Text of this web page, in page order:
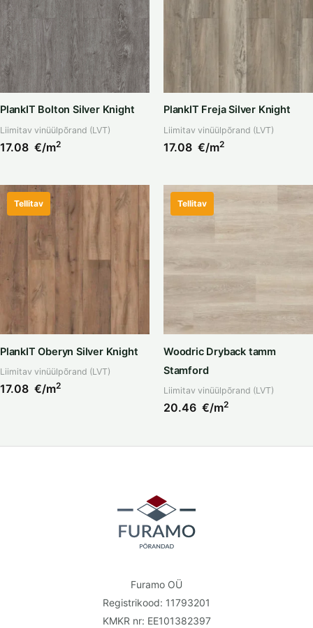
PlankIT Bolton Silver Knight
Liimitav vinüülpõrand (LVT)
17.08 €/m2
PlankIT Freja Silver Knight
Liimitav vinüülpõrand (LVT)
17.08 €/m2
Tellitav
PlankIT Oberyn Silver Knight
Liimitav vinüülpõrand (LVT)
17.08 €/m2
Tellitav
Woodric Dryback tamm
Stamford
Liimitav vinüülpõrand (LVT)
20.46 €/m2
Furamo OÜ
Registrikood: 11793201
KMKR nr: EE101382397